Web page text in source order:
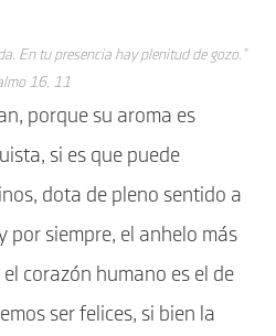
En tu presencia hay plenitud de gozo.”
16, 11
porque su aroma es
si es que puede
dota de pleno sentido a
por siempre, el anhelo más
corazón humano es el de
ser felices, si bien la